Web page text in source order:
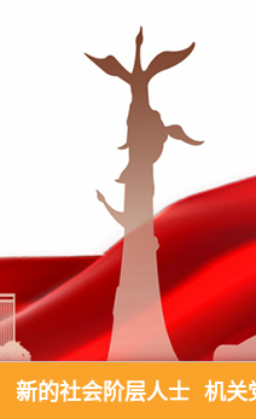
新的社会阶层人士 机关